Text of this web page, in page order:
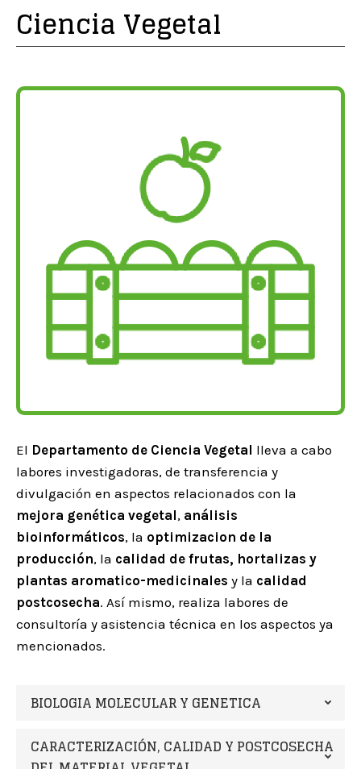
Ciencia Vegetal
El Departamento de Ciencia Vegetal lleva a cabo
labores investigadoras, de transferencia y
divulgación en aspectos relacionados con la
mejora genética vegetal, análisis
bioinformáticos, la optimizacion de la
producción, la calidad de frutas, hortalizas y
plantas aromatico-medicinales y la calidad
postcosecha. Así mismo, realiza labores de
consultoría y asistencia técnica en los aspectos ya
mencionados.
BIOLOGIA MOLECULAR Y GENETICA
CARACTERIZACIÓN, CALIDAD Y POSTCOSECHA